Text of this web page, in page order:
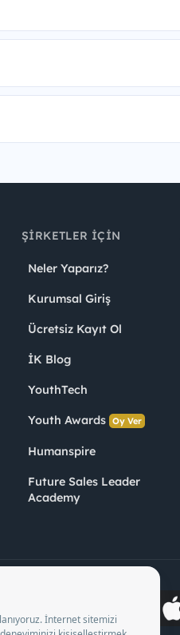
ŞIRKETLER İÇIN
Neler Yaparız?
Kurumsal Giriş
Ücretsiz Kayıt Ol
İK Blog
YouthTech
Youth Awards Oy Ver
Humanspire
Future Sales Leader
Academy